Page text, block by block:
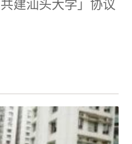
建汕头大学」协议